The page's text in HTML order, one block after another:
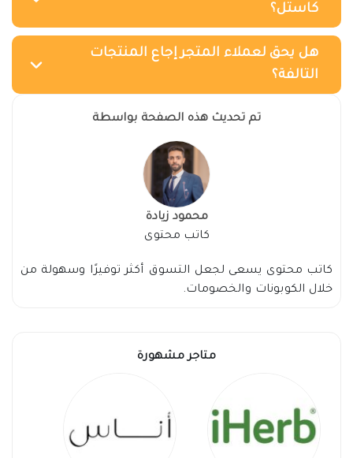
كاستل؟
هل يحق لعملاء المتجر إجاع المنتجات
التالفة؟
تم تحديث هذه الصفحة بواسطة
محمود زيادة
كاتب محتوى
كاتب محتوى يسعى لجعل التسوق أكثر توفيرًا وسهولة من
خلال الكوبونات والخصومات.
متاجر مشهورة